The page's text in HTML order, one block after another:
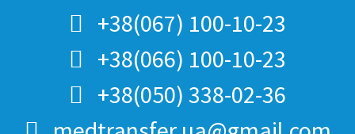
+38(067) 100-10-23
+38(066) 100-10-23
+38(050) 338-02-36